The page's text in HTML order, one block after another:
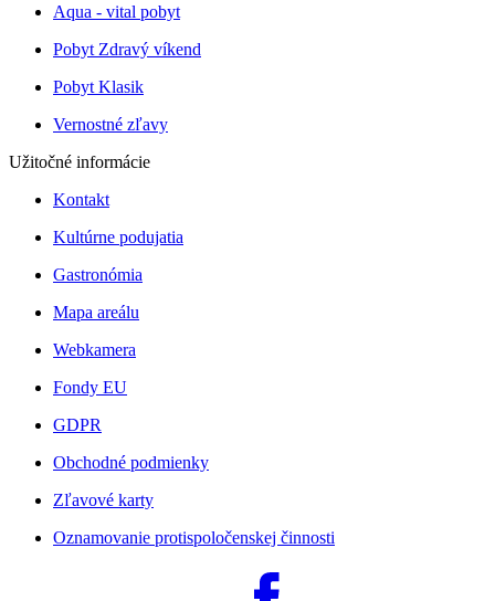
Aqua - vital pobyt
Pobyt Zdravý víkend
Pobyt Klasik
Vernostné zľavy
Užitočné informácie
Kontakt
Kultúrne podujatia
Gastronómia
Mapa areálu
Webkamera
Fondy EU
GDPR
Obchodné podmienky
Zľavové karty
Oznamovanie protispoločenskej činnosti